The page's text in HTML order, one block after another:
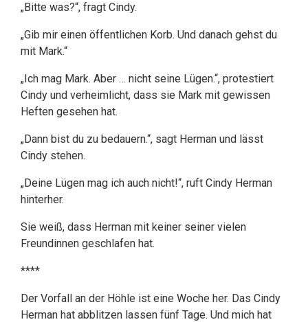
„Bitte was?“, fragt Cindy.
„Gib mir einen öffentlichen Korb. Und danach gehst du
mit Mark.“
„Ich mag Mark. Aber … nicht seine Lügen.“, protestiert
Cindy und verheimlicht, dass sie Mark mit gewissen
Heften gesehen hat.
„Dann bist du zu bedauern.“, sagt Herman und lässt
Cindy stehen.
„Deine Lügen mag ich auch nicht!“, ruft Cindy Herman
hinterher.
Sie weiß, dass Herman mit keiner seiner vielen
Freundinnen geschlafen hat.
****
Der Vorfall an der Höhle ist eine Woche her. Das Cindy
Herman hat abblitzen lassen fünf Tage. Und mich hat